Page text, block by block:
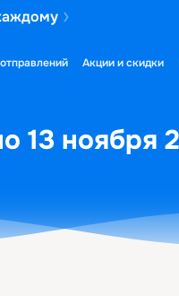
Акции и скидки
13 ноября